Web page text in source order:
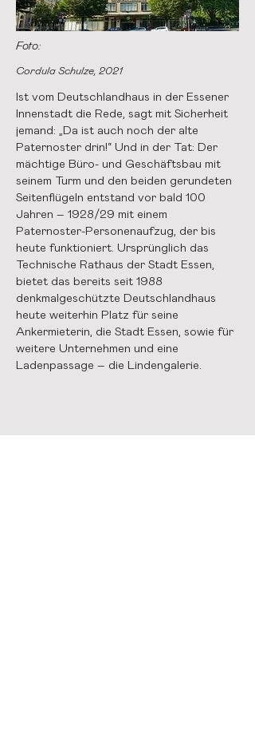
Foto:
Cordula Schulze, 2021
Ist vom Deutschlandhaus in der Essener
Innenstadt die Rede, sagt mit Sicherheit
jemand: „Da ist auch noch der alte
Paternoster drin!“ Und in der Tat: Der
mächtige Büro- und Geschäftsbau mit
seinem Turm und den beiden gerundeten
Seitenflügeln entstand vor bald 100
Jahren – 1928/29 mit einem
Paternoster-Personenaufzug, der bis
heute funktioniert. Ursprünglich das
Technische Rathaus der Stadt Essen,
bietet das bereits seit 1988
denkmalgeschützte Deutschlandhaus
heute weiterhin Platz für seine
Ankermieterin, die Stadt Essen, sowie für
weitere Unternehmen und eine
Ladenpassage – die Lindengalerie.